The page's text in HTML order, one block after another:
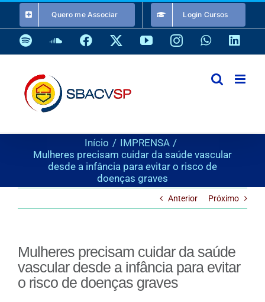
o
conteúdo
Quero me Associar Login Cursos
SpotifySoundCloud
Facebook YouTubeInstagramWhatsApp
Início
IMPRENSA
Mulheres precisam cuidar da saúde vascular
desde a infância para evitar o risco de
doenças graves
Anterior Próximo
Mulheres precisam cuidar da saúde
vascular desde a infância para evitar
o risco de doenças graves